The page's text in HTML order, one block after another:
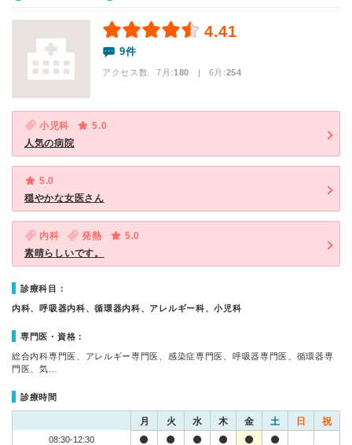
4.41
9件
アクセス数 7月:180 | 6月:254
小児科
5.0
人気の病院
5.0
穏やかな女医さん
内科 発熱
5.0
素晴らしいです。
診療科目：
内科、呼吸器内科、循環器内科、アレルギー科、小児科
専門医・資格：
総合内科専門医、アレルギー専門医、感染症専門医、呼吸器専門医、循環器専
門医、気…
診療時間
月 火 水 木 金 土 日 祝
08:30-12:30